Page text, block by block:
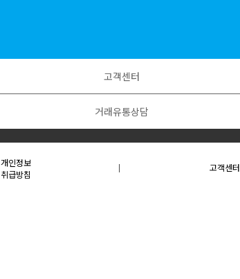
고객센터
거래유통상담
개인정보
취급방침
고객센터